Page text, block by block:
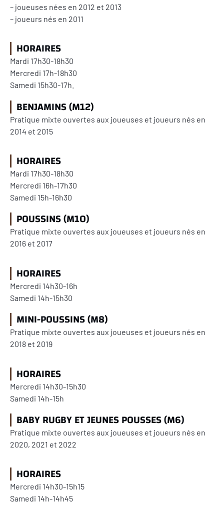
– joueuses nées en 2012 et 2013
– joueurs nés en 2011
HORAIRES
Mardi 17h30-18h30
Mercredi 17h-18h30
Samedi 15h30-17h.
BENJAMINS (M12)
Pratique mixte ouvertes aux joueuses et joueurs nés en
2014 et 2015
HORAIRES
Mardi 17h30-18h30
Mercredi 16h-17h30
Samedi 15h-16h30
POUSSINS (M10)
Pratique mixte ouvertes aux joueuses et joueurs nés en
2016 et 2017
HORAIRES
Mercredi 14h30-16h
Samedi 14h-15h30
MINI-POUSSINS (M8)
Pratique mixte ouvertes aux joueuses et joueurs nés en
2018 et 2019
HORAIRES
Mercredi 14h30-15h30
Samedi 14h-15h
BABY RUGBY ET JEUNES POUSSES (M6)
Pratique mixte ouvertes aux joueuses et joueurs nés en
2020, 2021 et 2022
HORAIRES
Mercredi 14h30-15h15
Samedi 14h-14h45